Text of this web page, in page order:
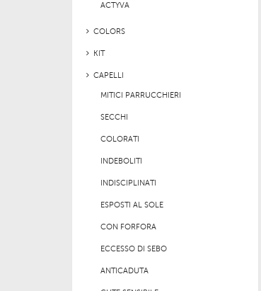
ACTYVA
COLORS
KIT
CAPELLI
MITICI PARRUCCHIERI
SECCHI
COLORATI
INDEBOLITI
INDISCIPLINATI
ESPOSTI AL SOLE
CON FORFORA
ECCESSO DI SEBO
ANTICADUTA